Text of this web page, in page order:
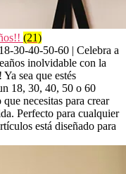
(21)
30-40-50-60 | Celebra a
inolvidable con la
sea que estés
18, 30, 40, 50 o 60
necesitas para crear
Perfecto para cualquier
está diseñado para